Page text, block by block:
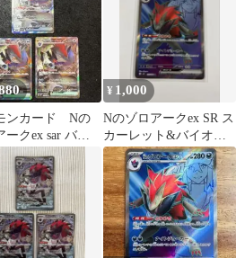
ンカード Nの
ークex sar バト
トナーズ 3枚セ
¥ 1,000
Nのゾロアークex SR ス
カーレット&バイオレ
ット 拡張パック バトル
パート…